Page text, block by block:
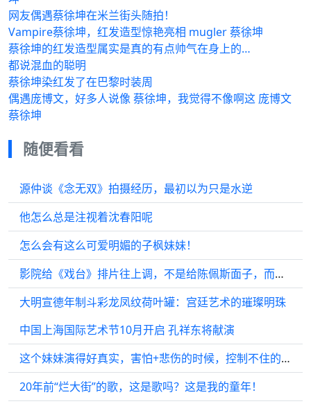
网友偶遇蔡徐坤在米兰街头随拍！
Vampire蔡徐坤，红发造型惊艳亮相 mugler 蔡徐坤
蔡徐坤的红发造型属实是真的有点帅气在身上的…
都说混血的聪明
蔡徐坤染红发了在巴黎时装周
偶遇庞博文，好多人说像 蔡徐坤，我觉得不像啊这 庞博文
蔡徐坤
随便看看
源仲谈《念无双》拍摄经历，最初以为只是水逆
他怎么总是注视着沈春阳呢
怎么会有这么可爱明媚的子枫妹妹！
影院给《戏台》排片往上调，不是给陈佩斯面子，而是给票房下跪！
大明宣德年制斗彩龙凤纹荷叶罐：宫廷艺术的璀璨明珠
中国上海国际艺术节10月开启 孔祥东将献演
这个妹妹演得好真实，害怕+悲伤的时候，控制不住的狂抖！
20年前“烂大街”的歌，这是歌吗？这是我的童年！